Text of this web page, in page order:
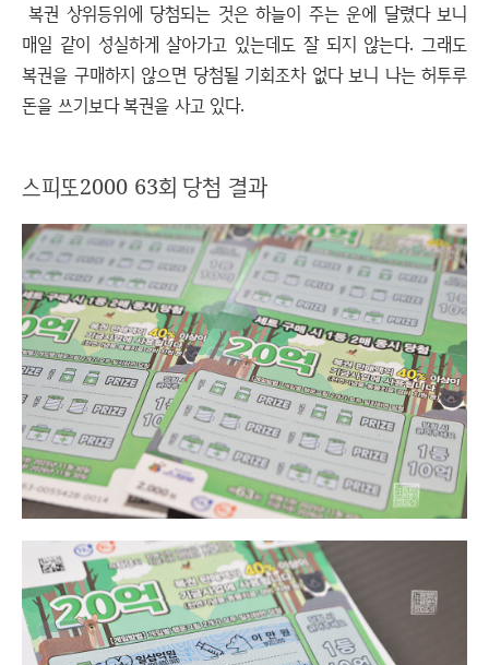
복권 상위등위에 당첨되는 것은 하늘이 주는 운에 달렸다 보니
매일 같이 성실하게 살아가고 있는데도 잘 되지 않는다. 그래도
복권을 구매하지 않으면 당첨될 기회조차 없다 보니 나는 허투루
돈을 쓰기보다 복권을 사고 있다.
스피또2000 63회 당첨 결과